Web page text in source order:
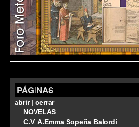
PÁGINAS
abrir| cerrar
NOVELAS
C.V. A.Emma Sopeña Balordi